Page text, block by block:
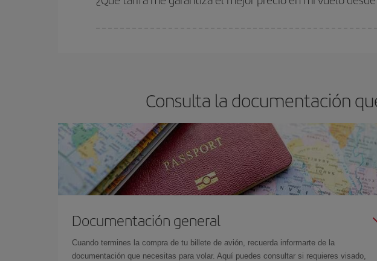
Consulta la documentación
Documentación general
Cuando termines la compra de tu billete de avión, recuerda informarte de la
documentación que necesitas para volar. Aquí puedes consultar si requieres visado,